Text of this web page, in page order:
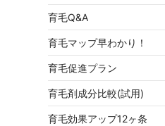
育毛Q&A
育毛マップ早わかり！
育毛促進プラン
育毛剤成分比較(試用)
育毛効果アップ12ヶ条